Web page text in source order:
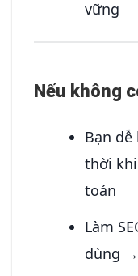
vững
Nếu không
Bạn
thời
toán
Làm
dùng